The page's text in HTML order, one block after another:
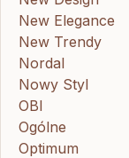
New Elegance
New Trendy
Nordal
Nowy Styl
OBI
Ogólne
Optimum